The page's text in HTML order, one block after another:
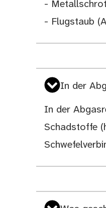
-
- Flugstaub
In der
In der
Schadstoffe